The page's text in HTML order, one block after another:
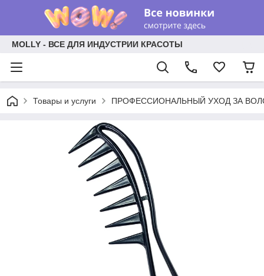
MOLLY - ВСЕ ДЛЯ ИНДУСТРИИ КРАСОТЫ
Товары и услуги ПРОФЕССИОНАЛЬНЫЙ УХОД ЗА